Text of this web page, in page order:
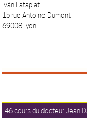
Iván Latapiat
1b rue Antoine Dumont
69008Lyon
46 cours du docteur Jean